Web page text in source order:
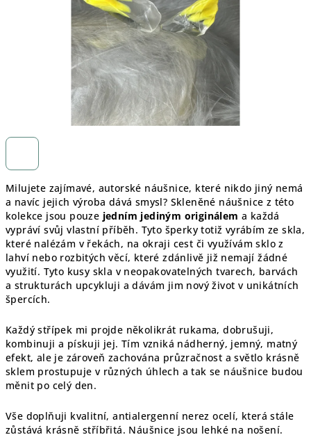
Milujete zajímavé, autorské náušnice, které nikdo jiný nemá
a navíc jejich výroba dává smysl? Skleněné náušnice z této
kolekce jsou pouze jedním jediným originálem a každá
vypráví svůj vlastní příběh. Tyto šperky totiž vyrábím ze skla,
které nalézám v řekách, na okraji cest či využívám sklo z
lahví nebo rozbitých věcí, které zdánlivě již nemají žádné
využití. Tyto kusy skla v neopakovatelných tvarech, barvách
a strukturách upcykluji a dávám jim nový život v unikátních
špercích.
Každý střípek mi projde několikrát rukama, dobrušuji,
kombinuji a pískuji jej. Tím vzniká nádherný, jemný, matný
efekt, ale je zároveň zachována průzračnost a světlo krásně
sklem prostupuje v různých úhlech a tak se náušnice budou
měnit po celý den.
Vše doplňuji kvalitní, antialergenní nerez ocelí, která stále
zůstává krásně stříbřitá. Náušnice jsou lehké na nošení.